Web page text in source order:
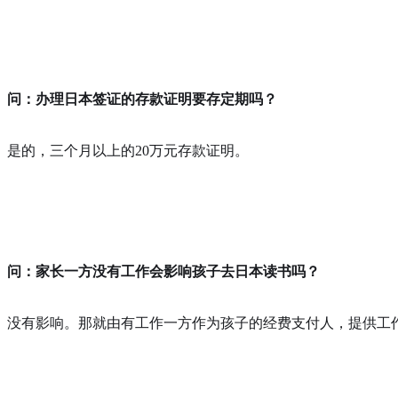
问：办理日本签证的存款证明要存定期吗？
是的，三个月以上的20万元存款证明。
问：家长一方没有工作会影响孩子去日本读书吗？
没有影响。那就由有工作一方作为孩子的经费支付人，提供工